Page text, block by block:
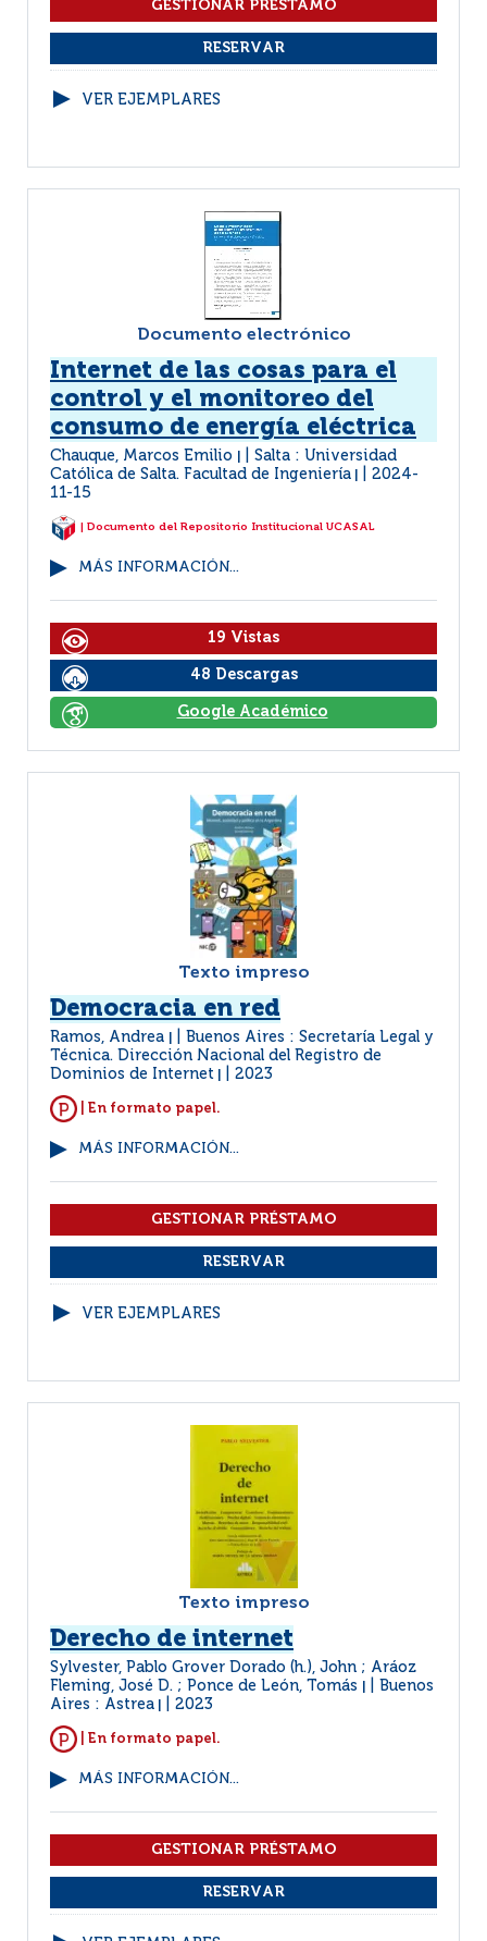
VER EJEMPLARES
Documento electrónico
Internet de las cosas para el
control y el monitoreo del
consumo de energía eléctrica
Chauque, Marcos Emilio
Salta : Universidad
Católica de Salta. Facultad de Ingeniería
2024-
11-15
| Documento del Repositorio Institucional UCASAL
MÁS INFORMACIÓN...
19 Vistas
48 Descargas
Google Académico
Texto impreso
Democracia en red
Ramos, Andrea
Buenos Aires : Secretaría Legal y
Técnica. Dirección Nacional del Registro de
Dominios de Internet
2023
| En formato papel.
MÁS INFORMACIÓN...
VER EJEMPLARES
Texto impreso
Derecho de internet
Sylvester, Pablo Grover Dorado (h.), John ; Aráoz
Fleming, José D. ; Ponce de León, Tomás
Buenos
Aires : Astrea
2023
| En formato papel.
MÁS INFORMACIÓN...